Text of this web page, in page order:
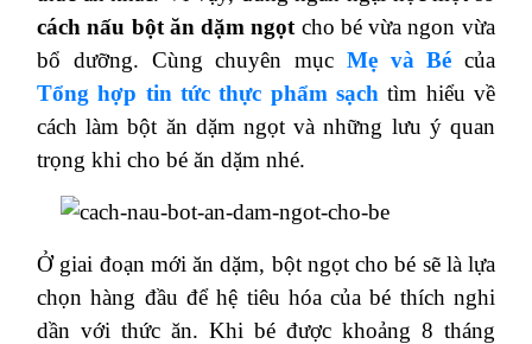
cách nấu bột ăn dặm ngọt cho bé vừa ngon vừa
bổ dưỡng. Cùng chuyên mục Mẹ và Bé của
Tổng hợp tin tức thực phẩm sạch tìm hiểu về
cách làm bột ăn dặm ngọt và những lưu ý quan
trọng khi cho bé ăn dặm nhé.
Ở giai đoạn mới ăn dặm, bột ngọt cho bé sẽ là lựa
chọn hàng đầu để hệ tiêu hóa của bé thích nghi
dần với thức ăn. Khi bé được khoảng 8 tháng